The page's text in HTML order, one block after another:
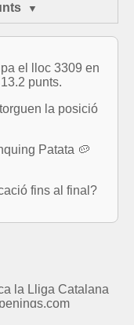
el lloc 3309 en
punts.
la posició
Patata 🥔
fins al final?
la Lliga Catalana